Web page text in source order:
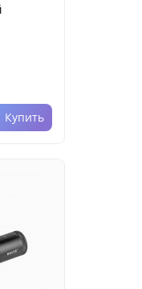
Купить